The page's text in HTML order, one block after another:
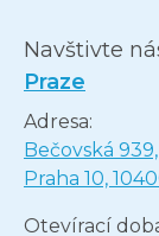
Navštivte
Praze
Adresa:
Bečovská 939,
Praha 10,
Otevírací